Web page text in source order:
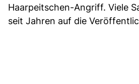
Haarpeitschen-Angriff. Viele
seit Jahren auf die